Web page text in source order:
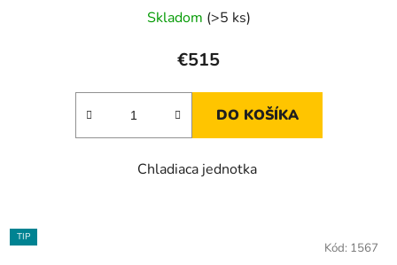
Skladom (>5 ks)
€515
DO KOŠÍKA
Chladiaca jednotka
TIP
Kód: 1567